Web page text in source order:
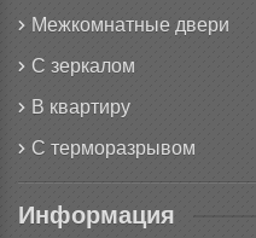
Межкомнатные двери
С зеркалом
В квартиру
С терморазрывом
Информация